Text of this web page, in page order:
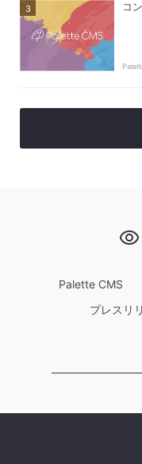
コ
Palette CMS
プレスリ